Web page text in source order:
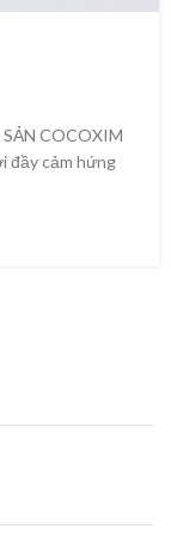
COCOXIM
đầy cảm hứng